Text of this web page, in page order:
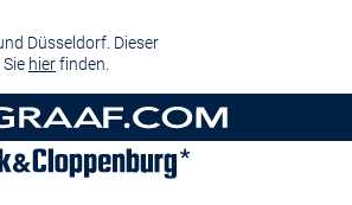
Düsseldorf. Dieser
hierfinden.